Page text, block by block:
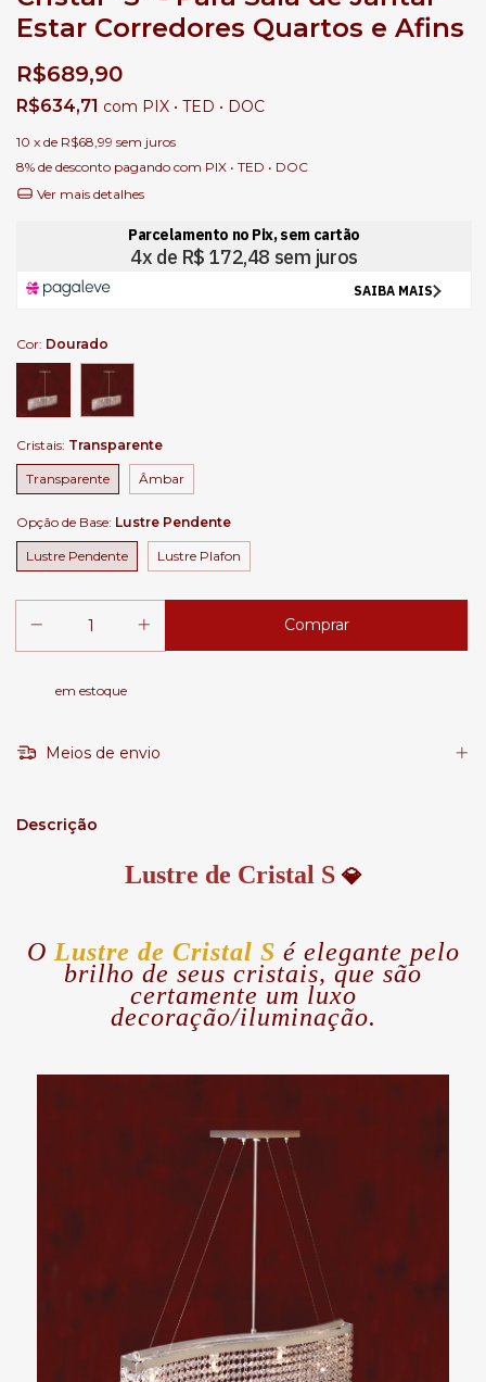
Estar Corredores Quartos e Afins
R$689,90
R$634,71 com PIX • TED • DOC
10 x de R$68,99 sem juros
8% de desconto pagando com PIX • TED • DOC
Ver mais detalhes
Cor: Dourado
Cristais: Transparente
Transparente Âmbar
Opção de Base: Lustre Pendente
Lustre Pendente Lustre Plafon
em estoque
Meios de envio
Descrição
Lustre de Cristal S 💎
O Lustre de Cristal S é elegante pelo
brilho de seus cristais, que são
certamente um luxo
decoração/iluminação.